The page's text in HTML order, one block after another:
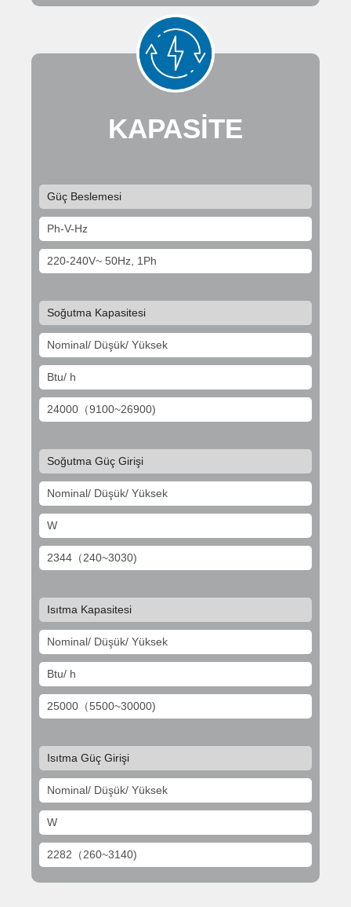
KAPASİTE
Güç Beslemesi
Ph-V-Hz
220-240V~ 50Hz, 1Ph
Soğutma Kapasitesi
Nominal/ Düşük/ Yüksek
Btu/ h
24000（9100~26900)
Soğutma Güç Girişi
Nominal/ Düşük/ Yüksek
W
2344（240~3030)
Isıtma Kapasitesi
Nominal/ Düşük/ Yüksek
Btu/ h
25000（5500~30000)
Isıtma Güç Girişi
Nominal/ Düşük/ Yüksek
W
2282（260~3140)